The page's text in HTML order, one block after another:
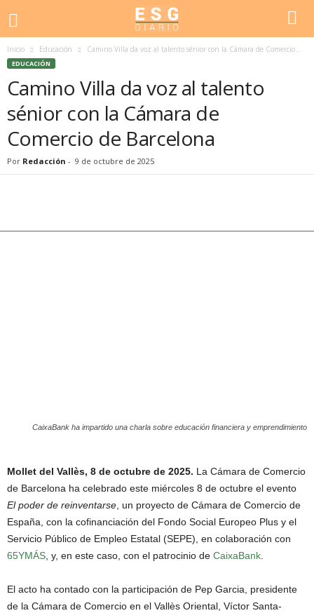
Inicio Educación Camino Villa da voz al talento sénior con la Cámara de Comercio...
EDUCACIÓN
Camino Villa da voz al talento
sénior con la Cámara de
Comercio de Barcelona
Por Redacción - 9 de octubre de 2025
CaixaBank ha impartido una charla sobre educación financiera y emprendimiento
Mollet del Vallès, 8 de octubre de 2025. La Cámara de Comercio
de Barcelona ha celebrado este miércoles 8 de octubre el evento
El poder de reinventarse, un proyecto de Cámara de Comercio de
España, con la cofinanciación del Fondo Social Europeo Plus y el
Servicio Público de Empleo Estatal (SEPE), en colaboración con
65YMÁS, y, en este caso, con el patrocinio de CaixaBank.
El acto ha contado con la participación de Pep Garcia, presidente
de la Cámara de Comercio en el Vallès Oriental, Víctor Santa-